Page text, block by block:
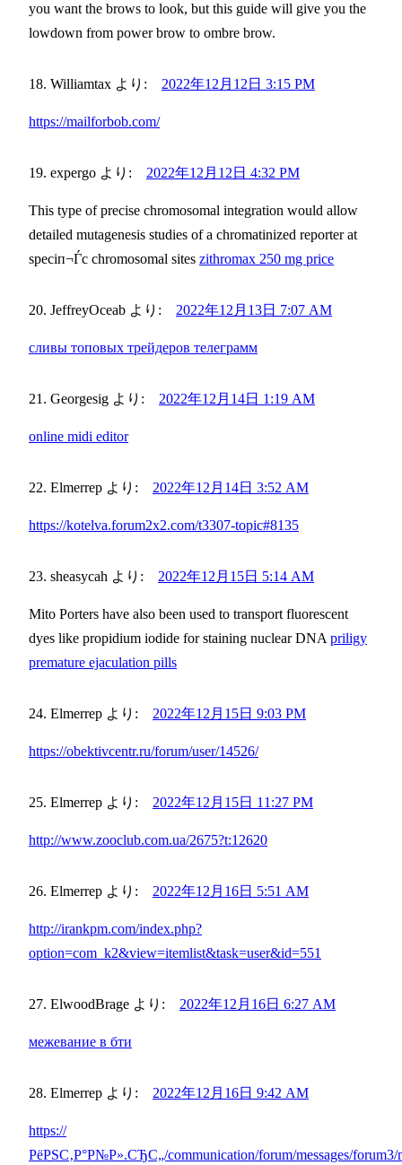
you want the brows to look, but this guide will give you the
lowdown from power brow to ombre brow.
Williamtax より: 2022年12月12日 3:15 PM
https://mailforbob.com/
expergo より: 2022年12月12日 4:32 PM
This type of precise chromosomal integration would allow
detailed mutagenesis studies of a chromatinized reporter at
speciп¬Ѓc chromosomal sites zithromax 250 mg price
JeffreyOceab より: 2022年12月13日 7:07 AM
сливы топовых трейдеров телеграмм
Georgesig より: 2022年12月14日 1:19 AM
online midi editor
Elmerrep より: 2022年12月14日 3:52 AM
https://kotelva.forum2x2.com/t3307-topic#8135
sheasycah より: 2022年12月15日 5:14 AM
Mito Porters have also been used to transport fluorescent
dyes like propidium iodide for staining nuclear DNA priligy
premature ejaculation pills
Elmerrep より: 2022年12月15日 9:03 PM
https://obektivcentr.ru/forum/user/14526/
Elmerrep より: 2022年12月15日 11:27 PM
http://www.zooclub.com.ua/2675?t:12620
Elmerrep より: 2022年12月16日 5:51 AM
http://irankpm.com/index.php?
option=com_k2&view=itemlist&task=user&id=551
ElwoodBrage より: 2022年12月16日 6:27 AM
межевание в бти
Elmerrep より: 2022年12月16日 9:42 AM
https://
РёРЅС‚Р°Р№Р».СЂС„/communication/forum/messages/forum3/